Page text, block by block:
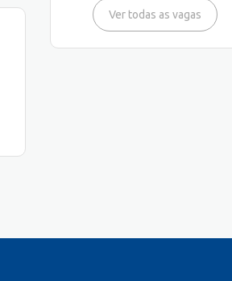
Ver todas as vagas